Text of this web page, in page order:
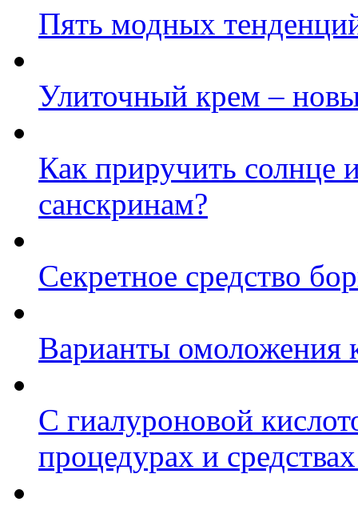
Пять модных
Улиточный крем –
Как приручить солнце
санскринам?
Секретное средство
Варианты омоложения
С гиалуроновой
процедурах и